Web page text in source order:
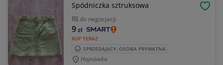
Spódniczka sztruksowa
do negocjacji
KUP TERAZ
9zł
SPRZEDAJĄCY: OSOBA PRYWATNA
Hajnówka